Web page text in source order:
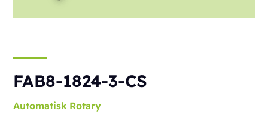
FAB8-1824-3-CS
Automatisk Rotary